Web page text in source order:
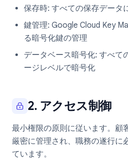
保存時: すべての保存データ
鍵管理: Google Cloud Key
る暗号化鍵の管理
データベース暗号化: すべて
ージレベルで暗号化
2. アクセス制御
最小権限の原則に従います。顧
厳密に管理され、職務の遂行に
ています。